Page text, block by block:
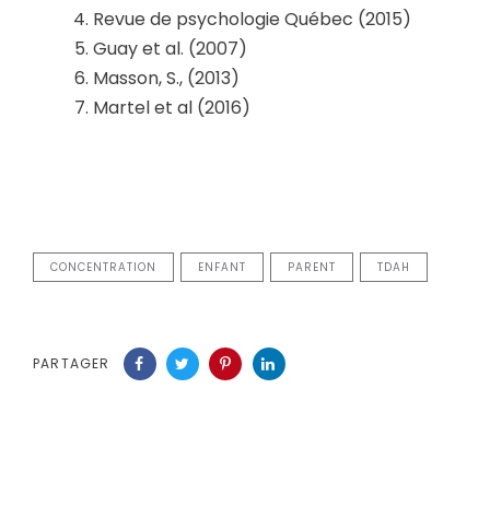
Revue de psychologie Québec (2015)
Guay et al. (2007)
Masson, S., (2013)
Martel et al (2016)
CONCENTRATION ENFANT PARENT TDAH
PARTAGER